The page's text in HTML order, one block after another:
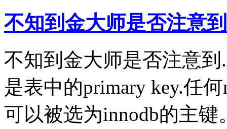
不知到金大师是否注意到
不知到金大师是否注意
是表中的primary key.任
可以被选为innodb的主键